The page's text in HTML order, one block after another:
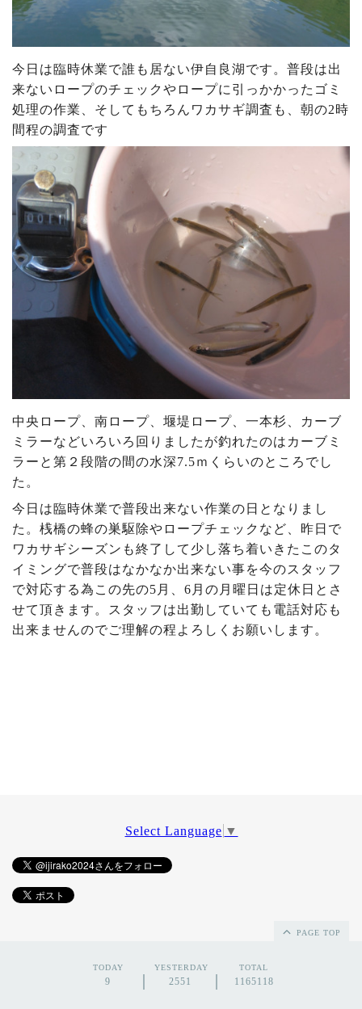
今日は臨時休業で誰も居ない伊自良湖です。普段は出
来ないロープのチェックやロープに引っかかったゴミ
処理の作業、そしてもちろんワカサギ調査も、朝の2時
間程の調査です
中央ロープ、南ロープ、堰堤ロープ、一本杉、カーブ
ミラーなどいろいろ回りましたが釣れたのはカーブミ
ラーと第２段階の間の水深7.5ｍくらいのところでし
た。
今日は臨時休業で普段出来ない作業の日となりまし
た。桟橋の蜂の巣駆除やロープチェックなど、昨日で
ワカサギシーズンも終了して少し落ち着いきたこのタ
イミングで普段はなかなか出来ない事を今のスタッフ
で対応する為この先の5月、6月の月曜日は定休日とさ
せて頂きます。スタッフは出勤していても電話対応も
出来ませんのでご理解の程よろしくお願いします。
Select Language ▼
PAGE TOP
TODAY
9
YESTERDAY
2551
TOTAL
1165118